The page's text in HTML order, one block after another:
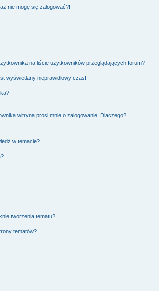
nie mogę się zalogować?!
na liście użytkowników przeglądających forum?
wyświetlany nieprawidłowy czas!
witryna prosi mnie o zalogowanie. Dlaczego?
w temacie?
tworzenia tematu?
tematów?